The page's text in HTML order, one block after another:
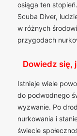
osiąga ten
Scuba Diver,
w różnych
przygodach
Dowiedz się,
Istnieje wiele
do podwodnego
wyzwanie. Po
nurkowania i
świecie